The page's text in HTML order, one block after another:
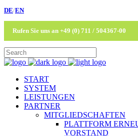
DE/EN
Rufen Sie uns an +49 (0) 711 / 504367-00
START
SYSTEM
LEISTUNGEN
PARTNER
MITGLIEDSCHAFTEN
PLATTFORM
VORSTAND